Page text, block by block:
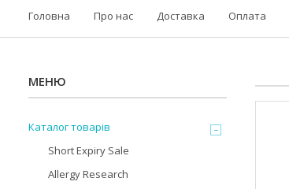
Головна Про нас Доставка Оплата
Каталог товарів
Short Expiry Sale
Allergy Research